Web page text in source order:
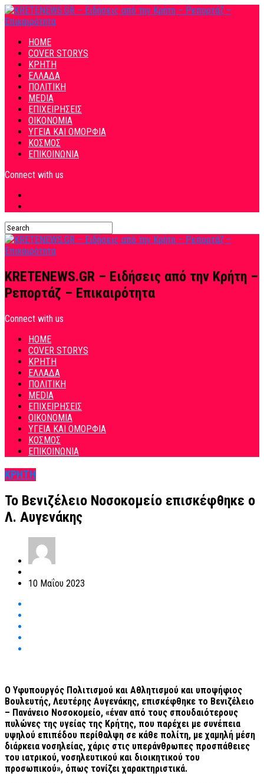
HOME
COVER STORYS
ΚΡΗΤΗ
ΕΛΛΑΔΑ
ΠΟΛΙΤΙΚΗ
MEDIA
ΕΠΙΧΕΙΡΗΣΕΙΣ
ΟΙΚΟΝΟΜΙΑ
ΥΓΕΙΑ ΚΑΙ ΟΜΟΡΦΙΑ
ΚΟΣΜΟΣ
ΕΠΙΚΟΙΝΩΝΙΑ
Connect with us
KRETENEWS.GR – Ειδήσεις από την Κρήτη –
Ρεπορτάζ – Επικαιρότητα
Connect with us
HOME
COVER STORYS
ΚΡΗΤΗ
ΕΛΛΑΔΑ
ΠΟΛΙΤΙΚΗ
MEDIA
ΕΠΙΧΕΙΡΗΣΕΙΣ
ΟΙΚΟΝΟΜΙΑ
ΥΓΕΙΑ ΚΑΙ ΟΜΟΡΦΙΑ
ΚΟΣΜΟΣ
ΕΠΙΚΟΙΝΩΝΙΑ
ΚΡΗΤΗ
Το Βενιζέλειο Νοσοκομείο επισκέφθηκε ο
Λ. Αυγενάκης
10 Μαΐου 2023
Ο Υφυπουργός Πολιτισμού και Αθλητισμού και υποψήφιος
Βουλευτής, Λευτέρης Αυγενάκης, επισκέφθηκε το Βενιζέλειο
– Πανάνειο Νοσοκομείο, «έναν από τους σπουδαιότερους
πυλώνες της υγείας της Κρήτης, που παρέχει με συνέπεια
υψηλού επιπέδου περίθαλψη σε κάθε πολίτη, με χαμηλή μέση
διάρκεια νοσηλείας, χάρις στις υπεράνθρωπες προσπάθειες
του ιατρικού, νοσηλευτικού και διοικητικού του
προσωπικού», όπως τονίζει χαρακτηριστικά.